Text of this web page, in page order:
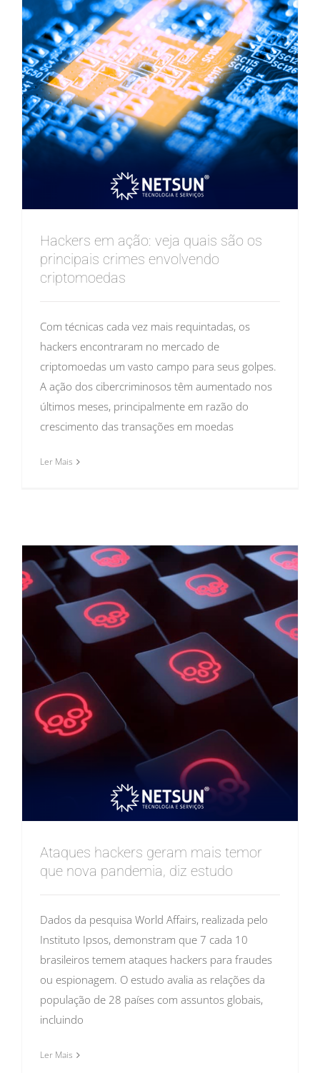
Hackers em ação: veja quais são os
principais crimes envolvendo
criptomoedas
Com técnicas cada vez mais requintadas, os
hackers encontraram no mercado de
criptomoedas um vasto campo para seus golpes.
A ação dos cibercriminosos têm aumentado nos
últimos meses, principalmente em razão do
crescimento das transações em moedas
Ler Mais
Ataques hackers geram mais temor
que nova pandemia, diz estudo
Dados da pesquisa World Affairs, realizada pelo
Instituto Ipsos, demonstram que 7 cada 10
brasileiros temem ataques hackers para fraudes
ou espionagem. O estudo avalia as relações da
população de 28 países com assuntos globais,
incluindo
Ler Mais